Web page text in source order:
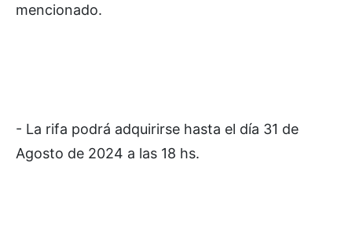
mencionado.
- La rifa podrá adquirirse hasta el día 31 de
Agosto de 2024 a las 18 hs.